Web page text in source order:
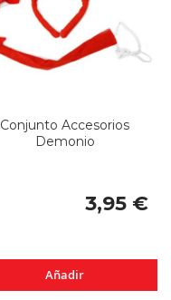
Conjunto Accesorios
Demonio
3,95 €
Añadir